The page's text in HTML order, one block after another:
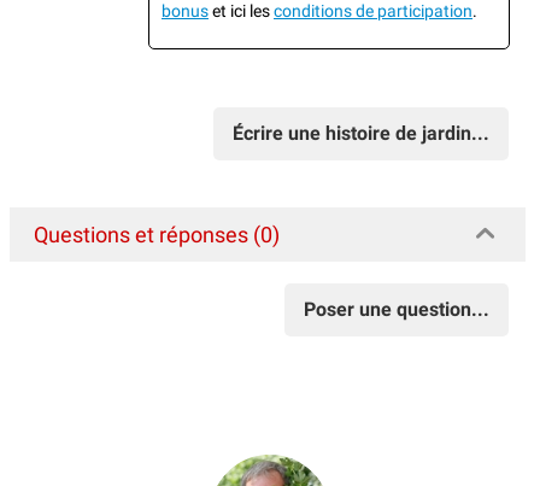
bonuset ici lesconditions de participation.
Écrire une histoire de jardin...
Questions et réponses (0)
Poser une question...